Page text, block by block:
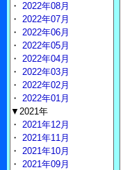
・ 2022年08月
・ 2022年07月
・ 2022年06月
・ 2022年05月
・ 2022年04月
・ 2022年03月
・ 2022年02月
・ 2022年01月
▼2021年
・ 2021年12月
・ 2021年11月
・ 2021年10月
・ 2021年09月